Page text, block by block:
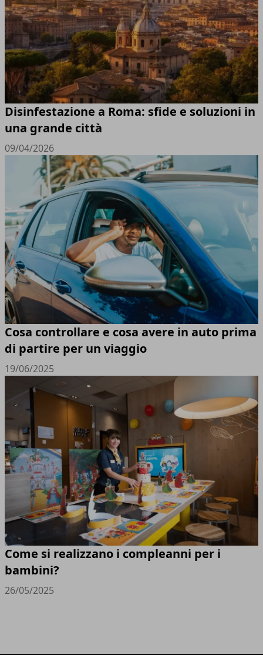
Disinfestazione a Roma: sfide e soluzioni in
una grande città
09/04/2026
Cosa controllare e cosa avere in auto prima
di partire per un viaggio
19/06/2025
Come si realizzano i compleanni per i
bambini?
26/05/2025